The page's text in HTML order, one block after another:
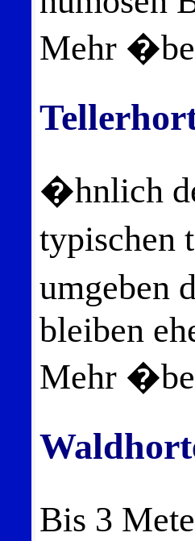
Mehr
�hnlich
umgeben
bleiben
Mehr
Bis 3